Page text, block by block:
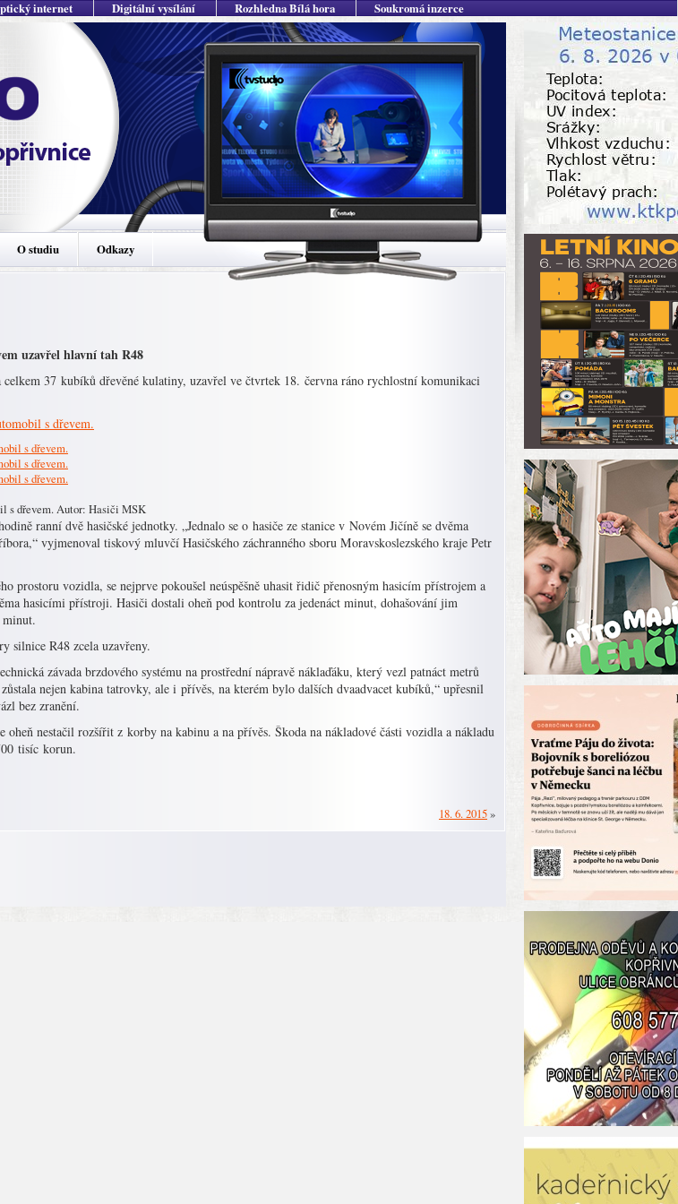
internet Digitální vysílání Rozhledna Bílá hora Soukromá inzerce
O studiu Odkazy
uzavřel hlavní tah R48
celkem 37 kubíků dřevěné kulatiny, uzavřel ve čtvrtek 18. června ráno rychlostní komunikaci
s dřevem. Autor: Hasiči MSK
ranní dvě hasičské jednotky. „Jednalo se o hasiče ze stanice v Novém Jičíně se dvěma
vyjmenoval tiskový mluvčí Hasičského záchranného sboru Moravskoslezského kraje Petr
prostoru vozidla, se nejprve pokoušel neúspěšně uhasit řidič přenosným hasicím přístrojem a
hasicími přístroji. Hasiči dostali oheň pod kontrolu za jedenáct minut, dohašování jim
minut.
silnice R48 zcela uzavřeny.
závada brzdového systému na prostřední nápravě náklaďáku, který vezl patnáct metrů
nejen kabina tatrovky, ale i přívěs, na kterém bylo dalších dvaadvacet kubíků,“ upřesnil
bez zranění.
oheň nestačil rozšířit z korby na kabinu a na přívěs. Škoda na nákladové části vozidla a nákladu
tisíc korun.
18. 6. 2015»